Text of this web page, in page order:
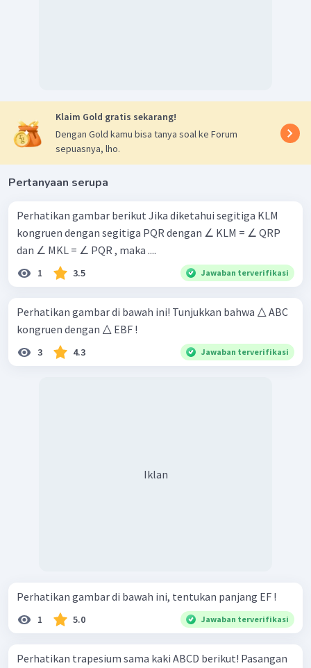
Klaim Gold gratis sekarang!
Dengan Gold kamu bisa tanya soal ke Forum
sepuasnya, lho.
Pertanyaan serupa
Perhatikan gambar berikut Jika diketahui segitiga KLM
kongruen dengan segitiga PQR dengan ∠ KLM = ∠ QRP
dan ∠ MKL = ∠ PQR , maka ....
1 3.5 Jawaban terverifikasi
Perhatikan gambar di bawah ini! Tunjukkan bahwa △ ABC
kongruen dengan △ EBF !
3 4.3 Jawaban terverifikasi
Iklan
Perhatikan gambar di bawah ini, tentukan panjang EF !
1 5.0 Jawaban terverifikasi
Perhatikan trapesium sama kaki ABCD berikut! Pasangan